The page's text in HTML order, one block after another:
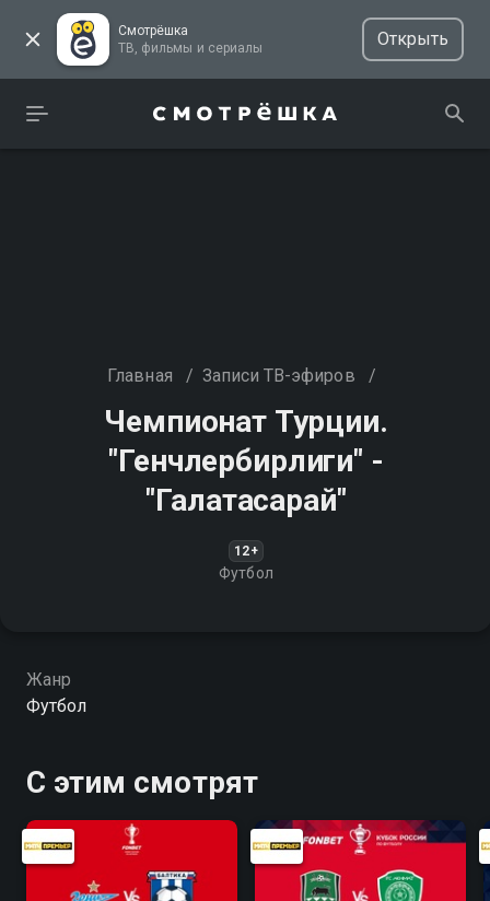
Смотрёшка
ТВ, фильмы и сериалы
Открыть
Главная / Записи ТВ-эфиров /
Чемпионат Турции.
"Генчлербирлиги" -
"Галатасарай"
12+
Футбол
Жанр
Футбол
С этим смотрят